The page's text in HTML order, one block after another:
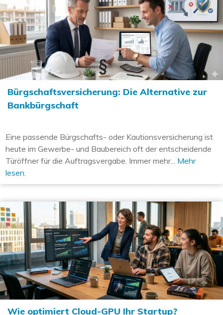
Bürgschaftsversicherung: Die Alternative zur
Bankbürgschaft
Eine passende Bürgschafts- oder Kautionsversicherung ist
heute im Gewerbe- und Baubereich oft der entscheidende
Türöffner für die Auftragsvergabe. Immer mehr... Mehr
lesen.
Wie optimiert Cloud-GPU Ihr Startup?